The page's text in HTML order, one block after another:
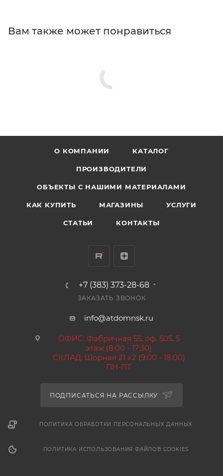
Вам также может понравиться
О КОМПАНИИ КАТАЛОГ
ПРОИЗВОДИТЕЛИ
ОБЪЕКТЫ С НАШИМИ МАТЕРИАЛАМИ
КАК КУПИТЬ МАГАЗИНЫ УСЛУГИ
СТАТЬИ КОНТАКТЫ
+7 (383) 373-28-68
ЗАКАЗАТЬ ЗВОНОК
info@atdomnsk.ru
ОФИС: Фабричная 55, оф. 505, 5
этаж (8:00 - 17:30)
СКЛАД: Шорная 21 к2 (9:00 - 18:00)
ПН-ПТ
ПОДПИСАТЬСЯ НА РАССЫЛКУ
ПОЛИТИКА ОБРАБОТКИ ПЕРСОНАЛЬНЫХ ДАННЫХ
ПОЛИТИКА ИСПОЛЬЗОВАНИЯ ФАЙЛОВ COOKIES